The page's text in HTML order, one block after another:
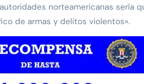
norteamericanas sería
de armas y delitos violentos».